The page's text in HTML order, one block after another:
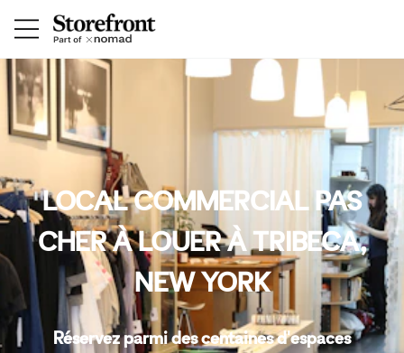
LOCAL COMMERCIAL PAS
CHER À LOUER À TRIBECA,
NEW YORK
Réservez parmi des centaines d'espaces